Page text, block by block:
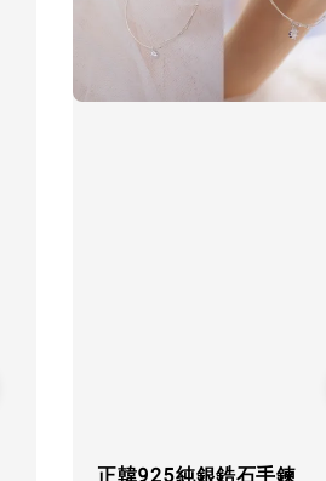
正韓925純銀鋯石手鍊